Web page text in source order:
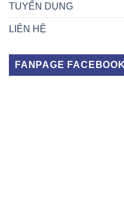
TUYỂN DỤNG
LIÊN HỆ
FANPAGE FACEBOOK